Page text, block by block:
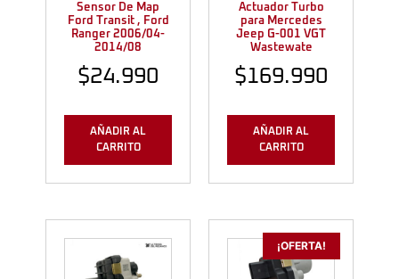
Sensor De Map
Ford Transit , Ford
Ranger 2006/04-
2014/08
$24.990
AÑADIR AL
CARRITO
Actuador Turbo
para Mercedes
Jeep G-001 VGT
Wastewate
$169.990
AÑADIR AL
CARRITO
¡OFERTA!